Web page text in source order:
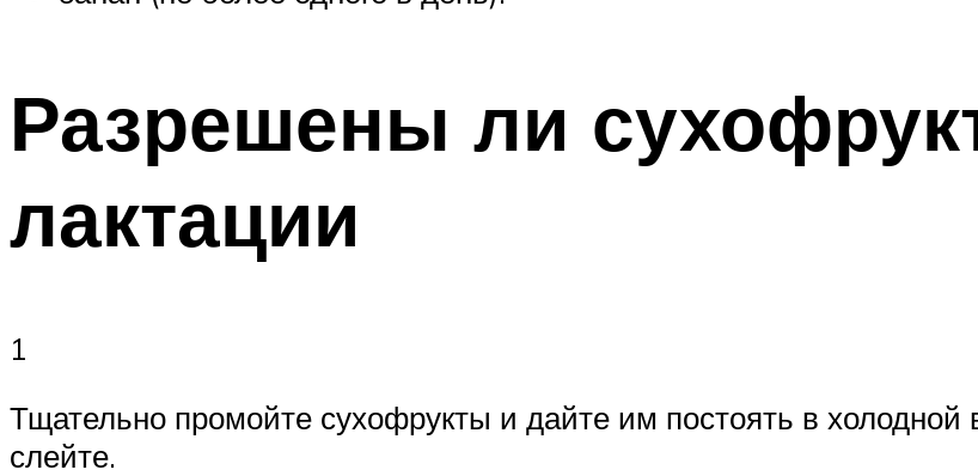
Разрешены ли
лактации
1
Тщательно промойте сухофрукты и дайте им постоять в
слейте.